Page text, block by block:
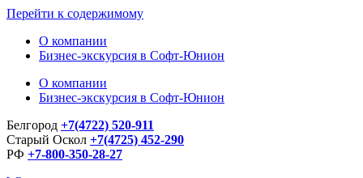
Перейти к содержимому
О компании
Бизнес-экскурсия в Софт-Юнион
О компании
Бизнес-экскурсия в Софт-Юнион
Белгород +7(4722) 520-911
Старый Оскол +7(4725) 452-290
РФ +7-800-350-28-27